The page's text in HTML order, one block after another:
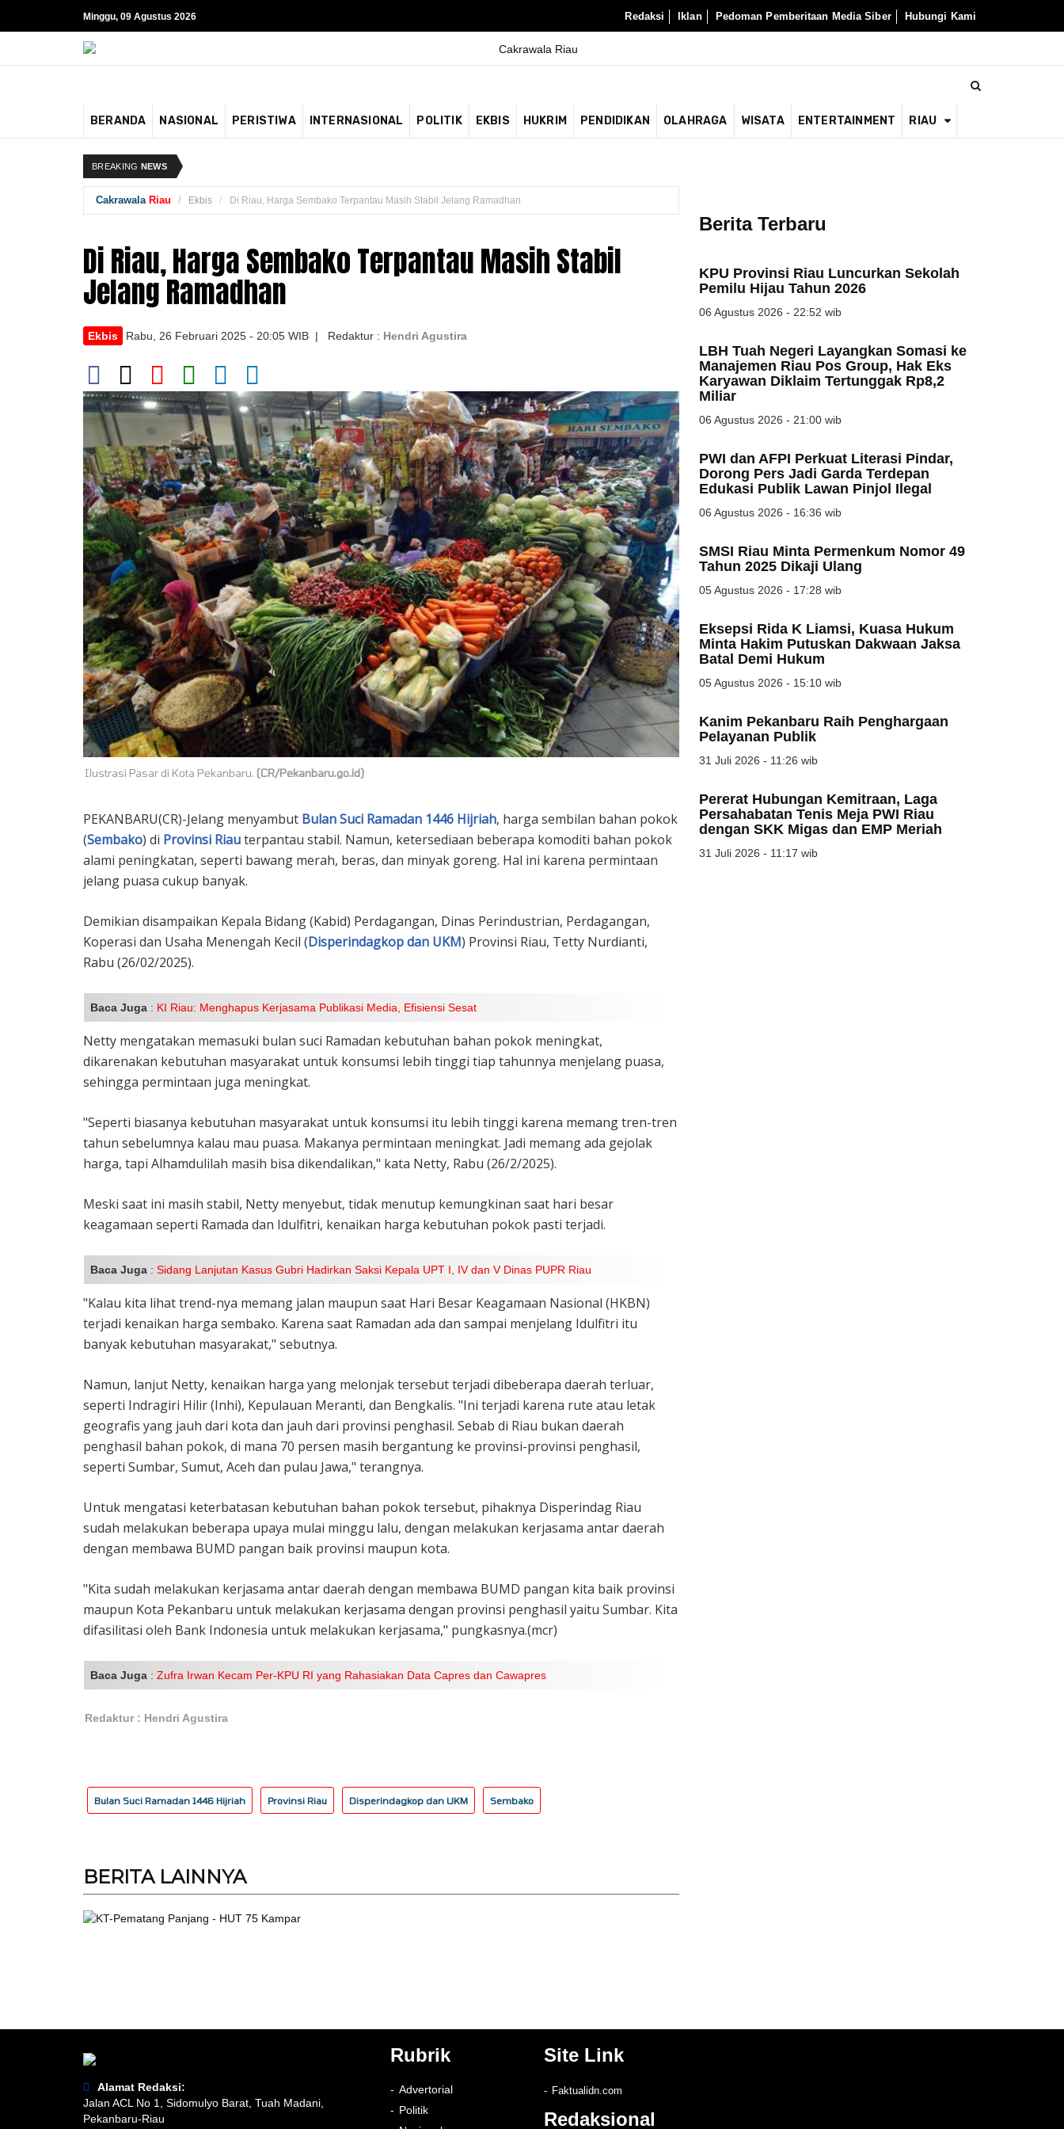
Minggu, 09 Agustus 2026 Redaksi Iklan Pedoman Pemberitaan Media Siber Hubungi Kami
BERANDA NASIONAL PERISTIWA INTERNASIONAL POLITIK EKBIS HUKRIM PENDIDIKAN OLAHRAGA WISATA ENTERTAINMENT RIAU
BREAKING NEWS
Cakrawala Riau Ekbis Di Riau, Harga Sembako Terpantau Masih Stabil Jelang Ramadhan
Di Riau, Harga Sembako Terpantau Masih Stabil
Jelang Ramadhan
Ekbis Rabu, 26 Februari 2025 - 20:05 WIB | Redaktur : Hendri Agustira
Ilustrasi Pasar di Kota Pekanbaru. (CR/Pekanbaru.go.id)
PEKANBARU(CR)-Jelang menyambut Bulan Suci Ramadan 1446 Hijriah, harga sembilan bahan pokok
(Sembako) di Provinsi Riauterpantau stabil. Namun, ketersediaan beberapa komoditi bahan pokok
alami peningkatan, seperti bawang merah, beras, dan minyak goreng. Hal ini karena permintaan
jelang puasa cukup banyak.
Demikian disampaikan Kepala Bidang (Kabid) Perdagangan, Dinas Perindustrian, Perdagangan,
Koperasi dan Usaha Menengah Kecil (Disperindagkop dan UKM) Provinsi Riau, Tetty Nurdianti,
Rabu (26/02/2025).
Baca Juga : KI Riau: Menghapus Kerjasama Publikasi Media, Efisiensi Sesat
Netty mengatakan memasuki bulan suci Ramadan kebutuhan bahan pokok meningkat,
dikarenakan kebutuhan masyarakat untuk konsumsi lebih tinggi tiap tahunnya menjelang puasa,
sehingga permintaan juga meningkat.
"Seperti biasanya kebutuhan masyarakat untuk konsumsi itu lebih tinggi karena memang tren-tren
tahun sebelumnya kalau mau puasa. Makanya permintaan meningkat. Jadi memang ada gejolak
harga, tapi Alhamdulilah masih bisa dikendalikan," kata Netty, Rabu (26/2/2025).
Meski saat ini masih stabil, Netty menyebut, tidak menutup kemungkinan saat hari besar
keagamaan seperti Ramada dan Idulfitri, kenaikan harga kebutuhan pokok pasti terjadi.
Baca Juga : Sidang Lanjutan Kasus Gubri Hadirkan Saksi Kepala UPT I, IV dan V Dinas PUPR Riau
"Kalau kita lihat trend-nya memang jalan maupun saat Hari Besar Keagamaan Nasional (HKBN)
terjadi kenaikan harga sembako. Karena saat Ramadan ada dan sampai menjelang Idulfitri itu
banyak kebutuhan masyarakat," sebutnya.
Namun, lanjut Netty, kenaikan harga yang melonjak tersebut terjadi dibeberapa daerah terluar,
seperti Indragiri Hilir (Inhi), Kepulauan Meranti, dan Bengkalis. "Ini terjadi karena rute atau letak
geografis yang jauh dari kota dan jauh dari provinsi penghasil. Sebab di Riau bukan daerah
penghasil bahan pokok, di mana 70 persen masih bergantung ke provinsi-provinsi penghasil,
seperti Sumbar, Sumut, Aceh dan pulau Jawa," terangnya.
Untuk mengatasi keterbatasan kebutuhan bahan pokok tersebut, pihaknya Disperindag Riau
sudah melakukan beberapa upaya mulai minggu lalu, dengan melakukan kerjasama antar daerah
dengan membawa BUMD pangan baik provinsi maupun kota.
"Kita sudah melakukan kerjasama antar daerah dengan membawa BUMD pangan kita baik provinsi
maupun Kota Pekanbaru untuk melakukan kerjasama dengan provinsi penghasil yaitu Sumbar. Kita
difasilitasi oleh Bank Indonesia untuk melakukan kerjasama," pungkasnya.(mcr)
Baca Juga : Zufra Irwan Kecam Per-KPU RI yang Rahasiakan Data Capres dan Cawapres
Redaktur : Hendri Agustira
Bulan Suci Ramadan 1446 Hijriah Provinsi Riau Disperindagkop dan UKM Sembako
BERITA LAINNYA
Berita Terbaru
KPU Provinsi Riau Luncurkan Sekolah
Pemilu Hijau Tahun 2026
06 Agustus 2026 - 22:52 wib
LBH Tuah Negeri Layangkan Somasi ke
Manajemen Riau Pos Group, Hak Eks
Karyawan Diklaim Tertunggak Rp8,2
Miliar
06 Agustus 2026 - 21:00 wib
PWI dan AFPI Perkuat Literasi Pindar,
Dorong Pers Jadi Garda Terdepan
Edukasi Publik Lawan Pinjol Ilegal
06 Agustus 2026 - 16:36 wib
SMSI Riau Minta Permenkum Nomor 49
Tahun 2025 Dikaji Ulang
05 Agustus 2026 - 17:28 wib
Eksepsi Rida K Liamsi, Kuasa Hukum
Minta Hakim Putuskan Dakwaan Jaksa
Batal Demi Hukum
05 Agustus 2026 - 15:10 wib
Kanim Pekanbaru Raih Penghargaan
Pelayanan Publik
31 Juli 2026 - 11:26 wib
Pererat Hubungan Kemitraan, Laga
Persahabatan Tenis Meja PWI Riau
dengan SKK Migas dan EMP Meriah
31 Juli 2026 - 11:17 wib
Alamat Redaksi:
Jalan ACL No 1, Sidomulyo Barat, Tuah Madani,
Pekanbaru-Riau
Rubrik
Advertorial
Politik
Site Link
Faktualidn.com
Redaksional